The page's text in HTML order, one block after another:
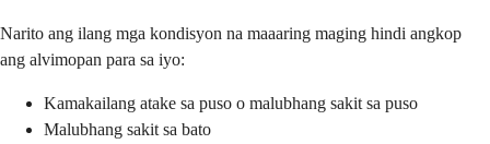
Narito ang ilang mga kondisyon na maaaring maging hindi angkop
ang alvimopan para sa iyo:
Kamakailang atake sa puso o malubhang sakit sa puso
Malubhang sakit sa bato